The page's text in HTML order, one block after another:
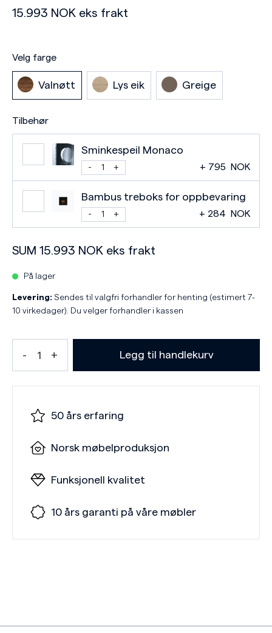
15.993 NOK eks frakt
Velg farge
Valnøtt Lys eik Greige
Tilbehør
Sminkespeil Monaco
+ 795 NOK
Bambus treboks for oppbevaring
+ 284 NOK
SUM 15.993 NOK eks frakt
På lager
Levering: Sendes til valgfri forhandler for henting (estimert 7-
10 virkedager). Du velger forhandler i kassen
Legg til handlekurv
50 års erfaring
Norsk møbelproduksjon
Funksjonell kvalitet
10 års garanti på våre møbler